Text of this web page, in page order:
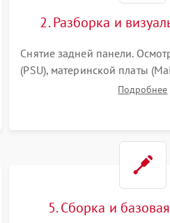
2. Разборка и
Снятие задней панели.
(PSU), материнской платы
Con на вздутые
Подробнее
5. Сборка и